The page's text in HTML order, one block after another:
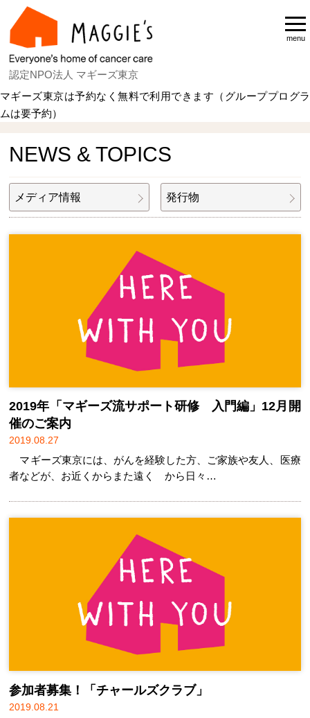
認定NPO法人 マギーズ東京
menu
マギーズ東京は予約なく無料で利用できます（グループプログラ
ムは要予約）
NEWS & TOPICS
メディア情報 発行物
2019年「マギーズ流サポート研修 入門編」12月開
催のご案内
2019.08.27
マギーズ東京には、がんを経験した方、ご家族や友人、医療
者などが、お近くからまた遠く から日々…
参加者募集！「チャールズクラブ」
2019.08.21